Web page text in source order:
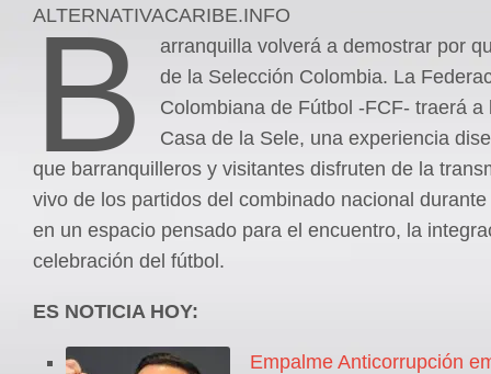
ALTERNATIVACARIBE.INFO
B
arranquilla volverá a demostrar por
de la Selección Colombia. La
Colombiana de Fútbol -FCF- traerá a
Casa de la Sele, una experiencia
que barranquilleros y visitantes disfruten de la
vivo de los partidos del combinado nacional
en un espacio pensado para el encuentro, la
celebración del fútbol.
ES NOTICIA HOY:
Empalme Anticorrupción